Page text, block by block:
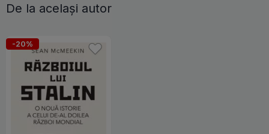
De la același autor
-20%